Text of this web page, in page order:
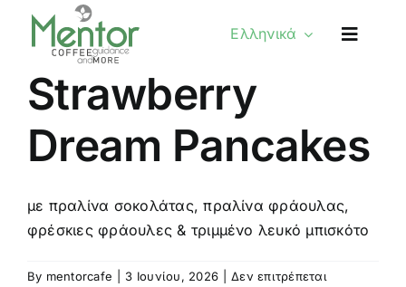
Ελληνικά
Strawberry
Dream Pancakes
με πραλίνα σοκολάτας, πραλίνα φράουλας,
φρέσκιες φράουλες & τριμμένο λευκό μπισκότο
By mentorcafe 3 Ιουνίου, 2026
Δεν επιτρέπεται